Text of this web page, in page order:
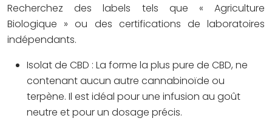
Recherchez des labels tels que « Agriculture
Biologique » ou des certifications de laboratoires
indépendants.
Isolat de CBD : La forme la plus pure de CBD, ne
contenant aucun autre cannabinoïde ou
terpène. Il est idéal pour une infusion au goût
neutre et pour un dosage précis.